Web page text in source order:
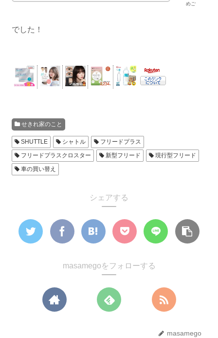
めご
でした！
せきれ家のこと
SHUTTLE シャトル
フリードプラス
フリードプラスクロスター
新型フリード
現行型フリード
車の買い替え
シェアする
masamegoをフォローする
masamego